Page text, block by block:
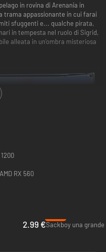
in rovina di Arenania in
trama appassionante in cui farai
sfuggenti e... qualche pirata,
in tempesta nel ruolo di Sigrid,
alleata in un'ombra misteriosa
con il tuo retino e
delle isole. Tutto questo
RX 560
2.99 €Sackboy una